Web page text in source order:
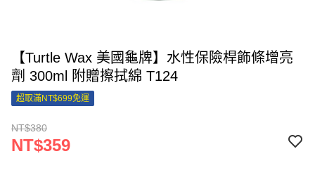
【Turtle Wax 美國龜牌】水性保險桿飾條增亮
劑 300ml 附贈擦拭綿 T124
超取滿NT$699免運
NT$380
NT$359